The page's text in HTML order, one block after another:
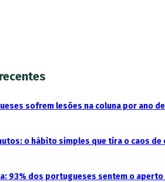
sofrem lesões na coluna por ano
o hábito simples que tira o caos de
93% dos portugueses sentem o